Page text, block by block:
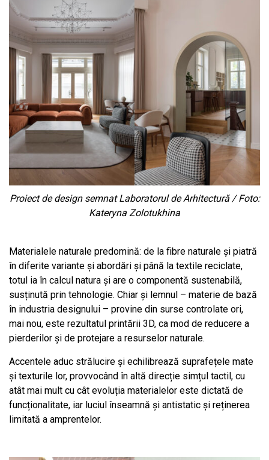
Proiect de design semnat Laboratorul de Arhitectură / Foto:
Kateryna Zolotukhina
Materialele naturale predomină: de la fibre naturale și piatră
în diferite variante și abordări și până la textile reciclate,
totul ia în calcul natura și are o componentă sustenabilă,
susținută prin tehnologie. Chiar și lemnul – materie de bază
în industria designului – provine din surse controlate ori,
mai nou, este rezultatul printării 3D, ca mod de reducere a
pierderilor și de protejare a resurselor naturale.
Accentele aduc strălucire și echilibrează suprafețele mate
și texturile lor, provvocând în altă direcție simțul tactil, cu
atât mai mult cu cât evoluția materialelor este dictată de
funcționalitate, iar luciul înseamnă și antistatic și reținerea
limitată a amprentelor.